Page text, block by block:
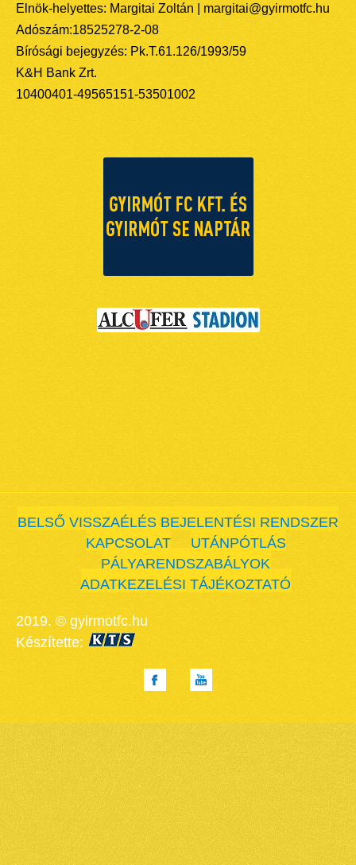
Elnök-helyettes: Margitai Zoltán | margitai@gyirmotfc.hu
Adószám:18525278-2-08
Bírósági bejegyzés: Pk.T.61.126/1993/59
K&H Bank Zrt.
10400401-49565151-53501002
BELSŐ VISSZAÉLÉS BEJELENTÉSI RENDSZER
KAPCSOLAT
UTÁNPÓTLÁS
PÁLYARENDSZABÁLYOK
ADATKEZELÉSI TÁJÉKOZTATÓ
2019. © gyirmotfc.hu
Készítette: